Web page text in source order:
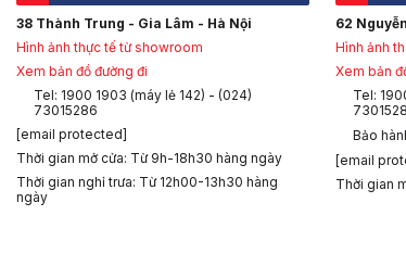
38 Thành Trung - Gia Lâm - Hà Nội
Hình ảnh thực tế từ showroom
Xem bản đồ đường đi
Tel: 1900 1903 (máy lẻ 142) - (024)
73015286
[email protected]
Thời gian mở cửa: Từ 9h-18h30 hàng ngày
Thời gian nghỉ trưa: Từ 12h00-13h30 hàng
ngày
62
Hình ảnh
Xem bản
Tel:
Bảo
[email
Thời gian